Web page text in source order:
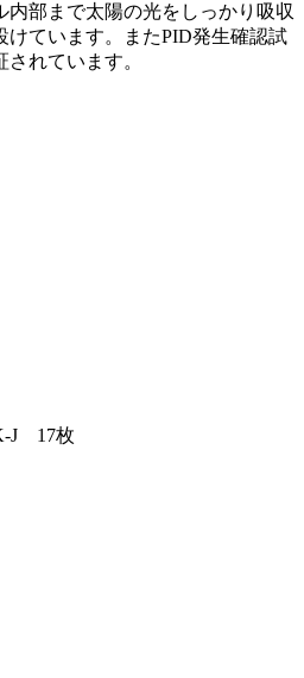
部まで太陽の光をしっかり吸収
けています。またPID発生確認試
れています。
J 17枚